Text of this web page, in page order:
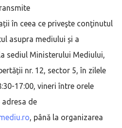
în ceea ce priveşte conţinutul
asupra mediului și a
sediul Ministerului Mediului,
nr. 12, sector 5, în zilele
17:00, vineri între orele
adresa de
, până la organizarea